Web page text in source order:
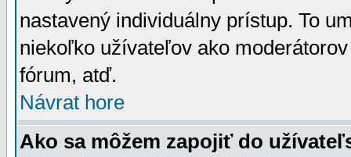
nastavený individuálny prístup. To
niekoľko užívateľov ako
fórum, atď.
Návrat hore
Ako sa môžem zapojiť do